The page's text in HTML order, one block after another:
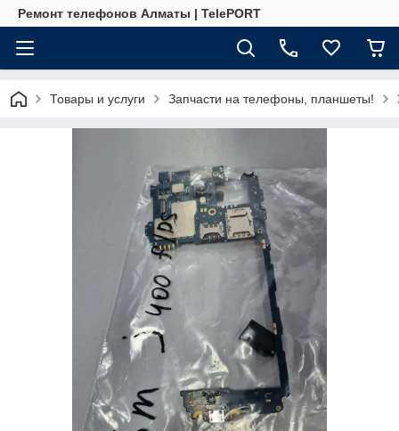
Ремонт телефонов Алматы | TelePORT
Товары и услуги Запчасти на телефоны, планшеты!